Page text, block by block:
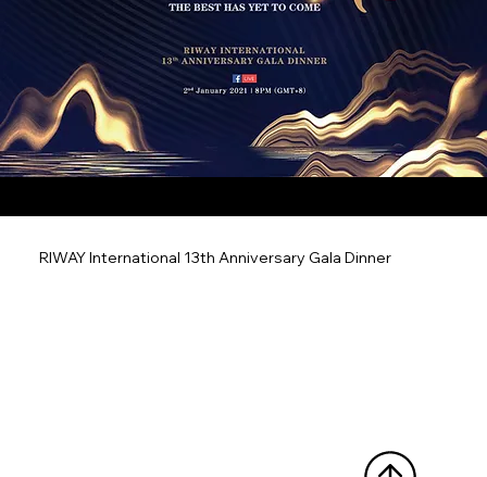
RIWAY International 13th Anniversary Gala Dinner